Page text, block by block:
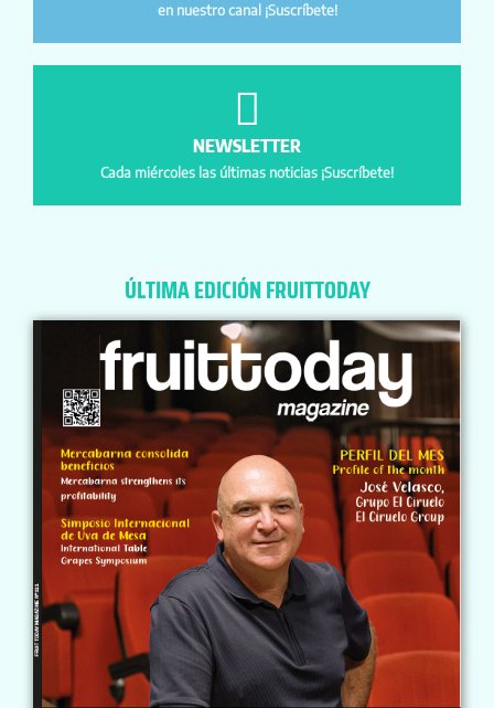
en nuestro canal ¡Suscríbete!
NEWSLETTER
Cada miércoles las últimas noticias ¡Suscríbete!
ÚLTIMA EDICIÓN FRUITTODAY